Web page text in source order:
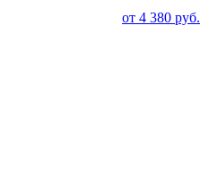
от 4 380 руб.